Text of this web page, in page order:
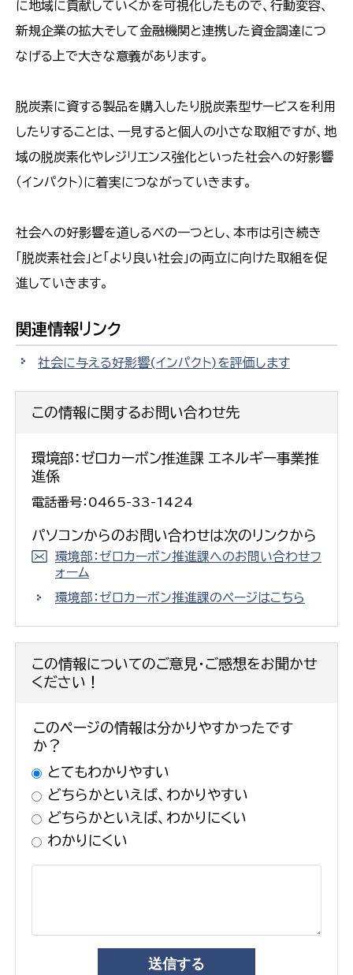
に地域に貢献していくかを可視化したもので、行動変容、
新規企業の拡大そして金融機関と連携した資金調達につ
なげる上で大きな意義があります。
脱炭素に資する製品を購入したり脱炭素型サービスを利用
したりすることは、一見すると個人の小さな取組ですが、地
域の脱炭素化やレジリエンス強化といった社会への好影響
（インパクト）に着実につながっていきます。
社会への好影響を道しるべの一つとし、本市は引き続き
「脱炭素社会」と「より良い社会」の両立に向けた取組を促
進していきます。
関連情報リンク
社会に与える好影響(インパクト)を評価します
この情報に関するお問い合わせ先
環境部：ゼロカーボン推進課 エネルギー事業推
進係
電話番号：0465-33-1424
パソコンからのお問い合わせは次のリンクから
環境部：ゼロカーボン推進課へのお問い合わせフ
ォーム
環境部：ゼロカーボン推進課のページはこちら
この情報についてのご意見・ご感想をお聞かせ
ください！
このページの情報は分かりやすかったです
か？
とてもわかりやすい
どちらかといえば、わかりやすい
どちらかといえば、わかりにくい
わかりにくい